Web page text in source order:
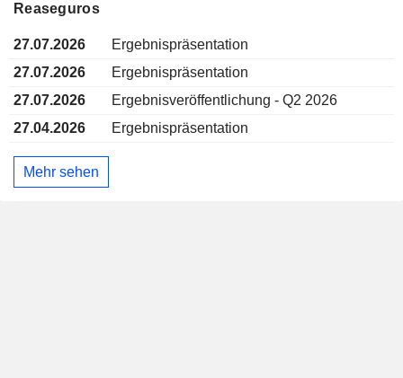
Reaseguros
27.07.2026
Ergebnispräsentation
27.07.2026
Ergebnispräsentation
27.07.2026
Ergebnisveröffentlichung - Q2 2026
27.04.2026
Ergebnispräsentation
Mehr sehen